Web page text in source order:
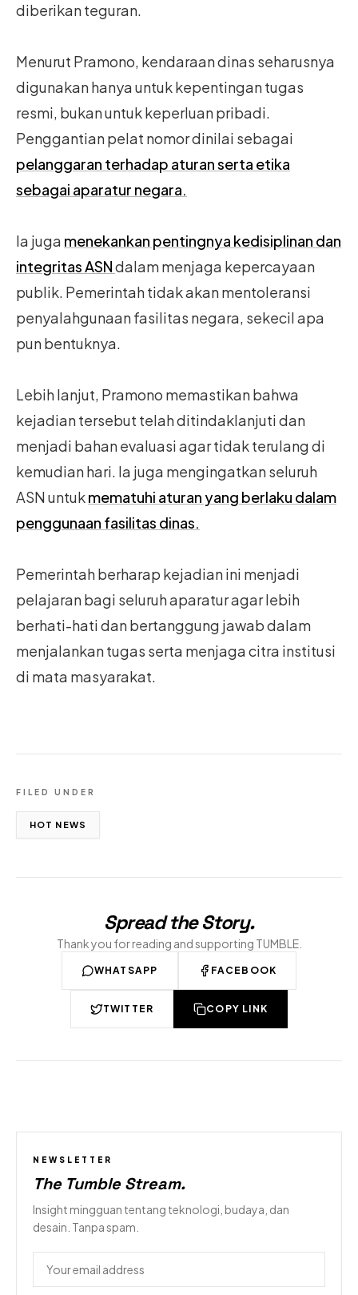
diberikan teguran.
Menurut Pramono, kendaraan dinas seharusnya
digunakan hanya untuk kepentingan tugas
resmi, bukan untuk keperluan pribadi.
Penggantian pelat nomor dinilai sebagai
pelanggaran terhadap aturan serta etika
sebagai aparatur negara.
Ia juga menekankan pentingnya kedisiplinan dan
integritas ASNdalam menjaga kepercayaan
publik. Pemerintah tidak akan mentoleransi
penyalahgunaan fasilitas negara, sekecil apa
pun bentuknya.
Lebih lanjut, Pramono memastikan bahwa
kejadian tersebut telah ditindaklanjuti dan
menjadi bahan evaluasi agar tidak terulang di
kemudian hari. Ia juga mengingatkan seluruh
ASN untukmematuhi aturan yang berlaku dalam
penggunaan fasilitas dinas.
Pemerintah berharap kejadian ini menjadi
pelajaran bagi seluruh aparatur agar lebih
berhati-hati dan bertanggung jawab dalam
menjalankan tugas serta menjaga citra institusi
di mata masyarakat.
FILED UNDER
HOT NEWS
Spread the Story.
Thank you for reading and supporting TUMBLE.
WHATSAPP FACEBOOK
TWITTER COPY LINK
NEWSLETTER
The Tumble Stream.
Insight mingguan tentang teknologi, budaya, dan
desain. Tanpa spam.